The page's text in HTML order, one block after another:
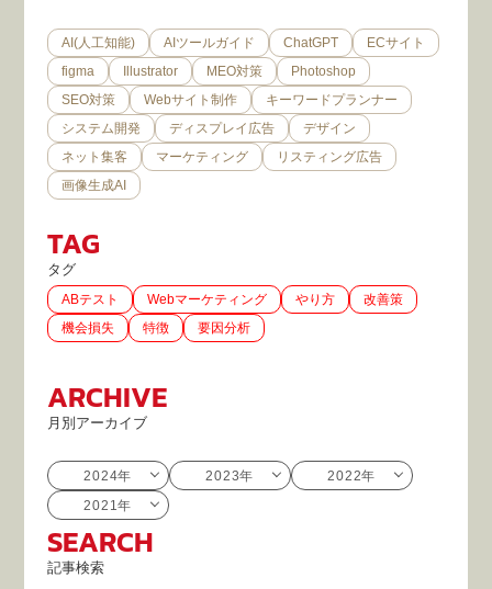
AI(人工知能) AIツールガイド ChatGPT
ECサイト
figma
Illustrator MEO対策
Photoshop
SEO対策
Webサイト制作
キーワードプランナー
システム開発
ディスプレイ広告
デザイン
ネット集客
マーケティング
リスティング広告
画像生成AI
TAG
タグ
ABテスト Webマーケティング やり方
改善策
機会損失
特徴 要因分析
ARCHIVE
月別アーカイブ
2024年 2023年
2022年
2021年
SEARCH
記事検索